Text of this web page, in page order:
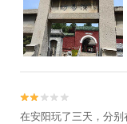


在安阳玩了三天，分